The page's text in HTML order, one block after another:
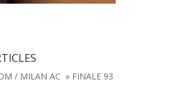
/ MILAN AC » FINALE 93